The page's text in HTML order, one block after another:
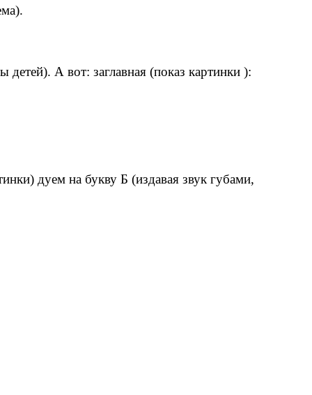
А вот: заглавная (показ картинки ):
дуем на букву Б (издавая звук губами,